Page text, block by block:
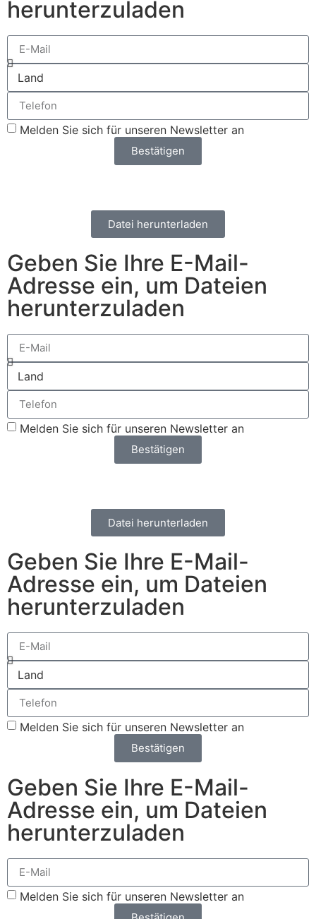
herunterzuladen
Melden Sie sich für unseren Newsletter an
Bestätigen
Datei herunterladen
Geben Sie Ihre E-Mail-
Adresse ein, um Dateien
herunterzuladen
Melden Sie sich für unseren Newsletter an
Bestätigen
Datei herunterladen
Geben Sie Ihre E-Mail-
Adresse ein, um Dateien
herunterzuladen
Melden Sie sich für unseren Newsletter an
Bestätigen
Geben Sie Ihre E-Mail-
Adresse ein, um Dateien
herunterzuladen
Melden Sie sich für unseren Newsletter an